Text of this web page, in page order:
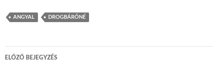
ANGYAL DROGBÁRÓNÉ
ELŐZŐ BEJEGYZÉS